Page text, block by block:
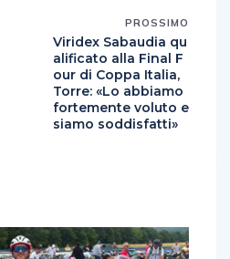
PROSSIMO
Viridex Sabaudia qu
alificato alla Final F
our di Coppa Italia,
Torre: «Lo abbiamo
fortemente voluto e
siamo soddisfatti»